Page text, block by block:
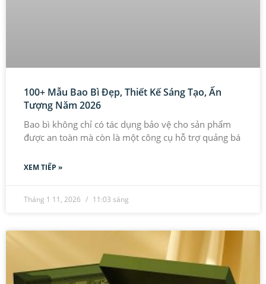
100+ Mẫu Bao Bì Đẹp, Thiết Kế Sáng Tạo, Ấn
Tượng Năm 2026
Bao bì không chỉ có tác dụng bảo vệ cho sản phẩm
được an toàn mà còn là một công cụ hỗ trợ quảng bá
XEM TIẾP »
Tháng 1 11, 2026 11:03 sáng